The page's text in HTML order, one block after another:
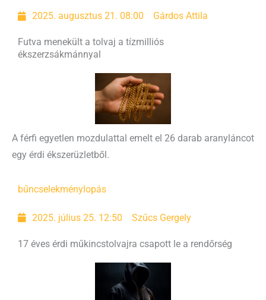
2025. augusztus 21. 08:00 Gárdos Attila
Futva menekült a tolvaj a tízmilliós
ékszerzsákmánnyal
A férfi egyetlen mozdulattal emelt el 26 darab aranyláncot
egy érdi ékszerüzletből.
bűncselekmény lopás
2025. július 25. 12:50 Szűcs Gergely
17 éves érdi műkincstolvajra csapott le a rendőrség